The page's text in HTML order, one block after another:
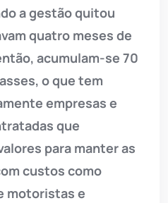
a gestão quitou
quatro meses de
acumulam-se 70
o que tem
empresas e
que
para manter as
custos como
motoristas e